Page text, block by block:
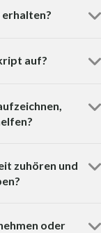
erhalten?
auf?
zuhören und
oder